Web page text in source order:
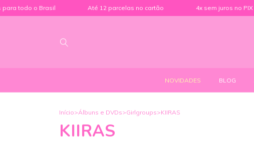
todo o Brasil Até 12 parcelas no cartão 4x sem juros no PIX
NOVIDADES BLOG
Início>Álbuns e DVDs>Girlgroups>KIIRAS
KIIRAS